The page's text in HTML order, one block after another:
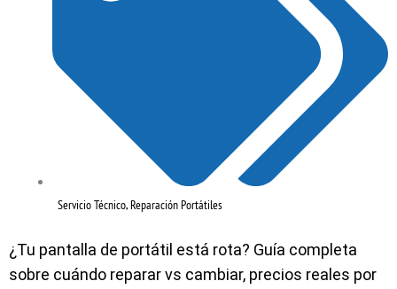
Servicio Técnico,Reparación Portátiles
¿Tu pantalla de portátil está rota? Guía completa
sobre cuándo reparar vs cambiar, precios reales por